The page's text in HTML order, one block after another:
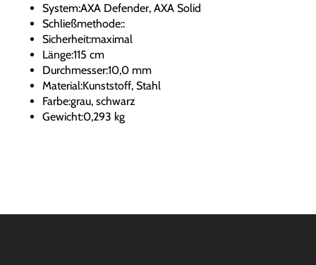
System:AXA Defender, AXA Solid
Schließmethode::
Sicherheit:maximal
Länge:115 cm
Durchmesser:10,0 mm
Material:Kunststoff, Stahl
Farbe:grau, schwarz
Gewicht:0,293 kg